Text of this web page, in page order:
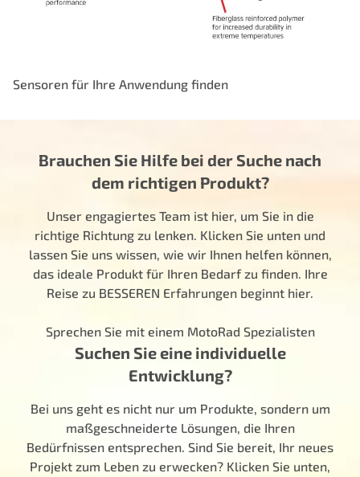
Sensoren für Ihre Anwendung finden
Brauchen Sie Hilfe bei der Suche nach
dem richtigen Produkt?
Unser engagiertes Team ist hier, um Sie in die
richtige Richtung zu lenken. Klicken Sie unten und
lassen Sie uns wissen, wie wir Ihnen helfen können,
das ideale Produkt für Ihren Bedarf zu finden. Ihre
Reise zu BESSEREN Erfahrungen beginnt hier.
Sprechen Sie mit einem MotoRad Spezialisten
Suchen Sie eine individuelle
Entwicklung?
Bei uns geht es nicht nur um Produkte, sondern um
maßgeschneiderte Lösungen, die Ihren
Bedürfnissen entsprechen. Sind Sie bereit, Ihr neues
Projekt zum Leben zu erwecken? Klicken Sie unten,